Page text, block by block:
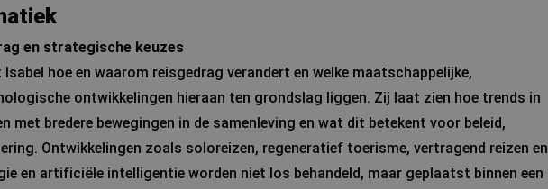
en strategische keuzes
hoe en waarom reisgedrag verandert en welke maatschappelijke,
ontwikkelingen hieraan ten grondslag liggen. Zij laat zien hoe trends in
met bredere bewegingen in de samenleving en wat dit betekent voor beleid,
Ontwikkelingen zoals soloreizen, regeneratief toerisme, vertragend reizen en
en artificiële intelligentie worden niet los behandeld, maar geplaatst binnen een